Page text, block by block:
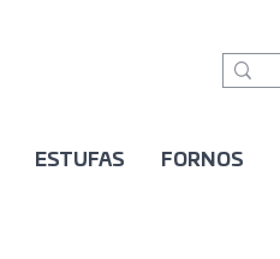
ESTUFAS FORNOS